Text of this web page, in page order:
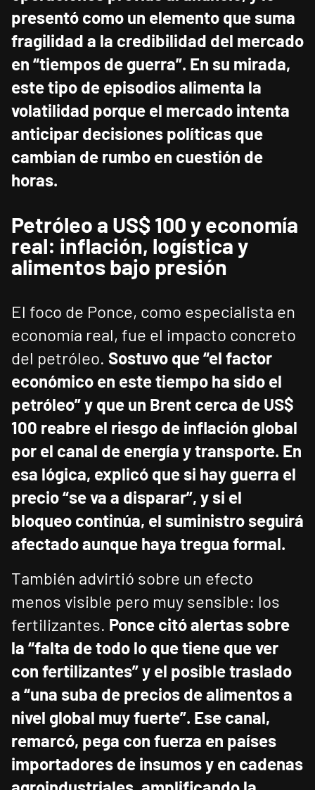
presentó como un elemento que suma
fragilidad a la credibilidad del mercado
en “tiempos de guerra”. En su mirada,
este tipo de episodios alimenta la
volatilidad porque el mercado intenta
anticipar decisiones políticas que
cambian de rumbo en cuestión de
horas.
Petróleo a US$ 100 y economía
real: inflación, logística y
alimentos bajo presión
El foco de Ponce, como especialista en
economía real, fue el impacto concreto
del petróleo. Sostuvo que “el factor
económico en este tiempo ha sido el
petróleo” y que un Brent cerca de US$
100 reabre el riesgo de inflación global
por el canal de energía y transporte. En
esa lógica, explicó que si hay guerra el
precio “se va a disparar”, y si el
bloqueo continúa, el suministro seguirá
afectado aunque haya tregua formal.
También advirtió sobre un efecto
menos visible pero muy sensible: los
fertilizantes. Ponce citó alertas sobre
la “falta de todo lo que tiene que ver
con fertilizantes” y el posible traslado
a “una suba de precios de alimentos a
nivel global muy fuerte”. Ese canal,
remarcó, pega con fuerza en países
importadores de insumos y en cadenas